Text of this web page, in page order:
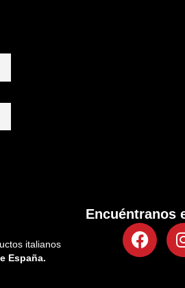
italianos
España.
Encuéntranos